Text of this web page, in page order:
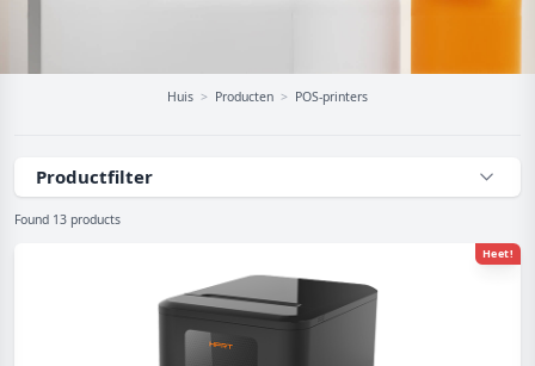
Huis > Producten > POS-printers
Productfilter
Found 13 products
Heet!